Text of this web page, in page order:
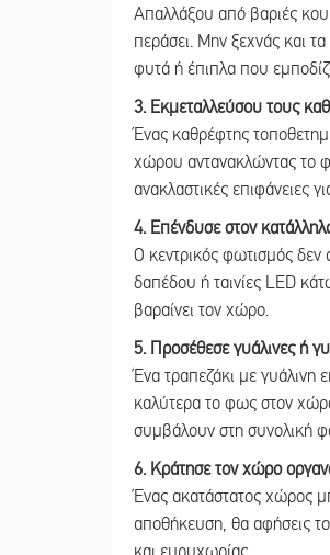
Απαλλάξου από βαριές
περάσει. Μην ξεχνάς και
φυτά ή έπιπλα που
3. Εκμεταλλεύσου τους
Ένας καθρέφτης
χώρου αντανακλώντας το
ανακλαστικές επιφάνειες
4. Επένδυσε στον
Ο κεντρικός φωτισμός
δαπέδου ή ταινίες LED
βαραίνει τον χώρο.
5. Προσέθεσε γυάλινες ή
Ένα τραπεζάκι με γυάλινη
καλύτερα το φως στον
συμβάλουν στη συνολική
6. Κράτησε τον χώρο
Ένας ακατάστατος χώρος
αποθήκευση, θα αφήσεις